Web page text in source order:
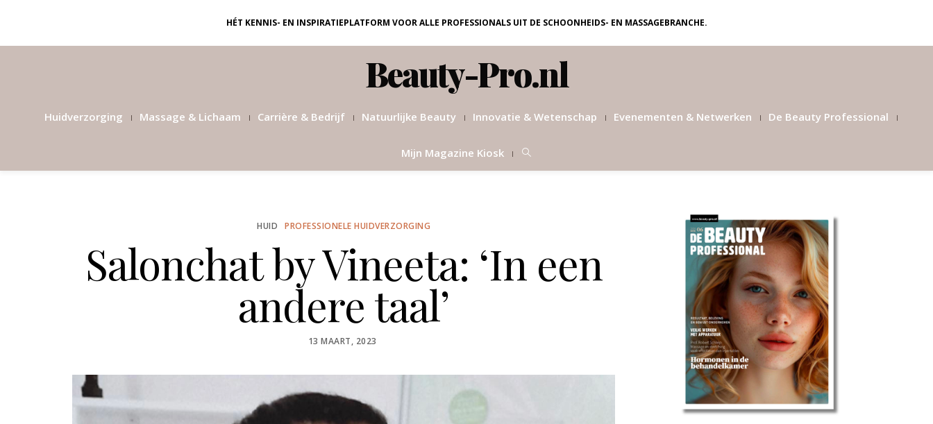
HÉT KENNIS- EN INSPIRATIEPLATFORM VOOR ALLE PROFESSIONALS UIT DE SCHOONHEIDS- EN MASSAGEBRANCHE.
Beauty-Pro.nl
Huidverzorging Massage & Lichaam Carrière & Bedrijf Natuurlijke Beauty Innovatie & Wetenschap Evenementen & Netwerken De Beauty Professional
Mijn Magazine Kiosk
HUID PROFESSIONELE HUIDVERZORGING
Salonchat by Vineeta: ‘In een
andere taal’
POSTED
13 MAART, 2023